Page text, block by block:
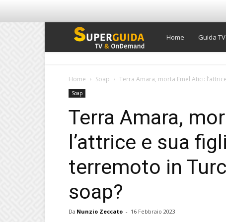
Super
Home Guida TV
Home Soap Terra Amara, morta Emel Atici:
Soap
Terra Amara,
l’attrice e sua
terremoto in
soap?
Da Nunzio Zeccato - 16 Febbraio 2023